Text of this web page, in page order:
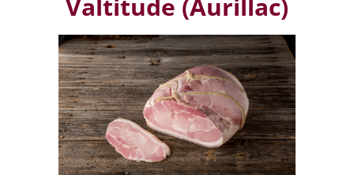
Valtitude (Aurillac)